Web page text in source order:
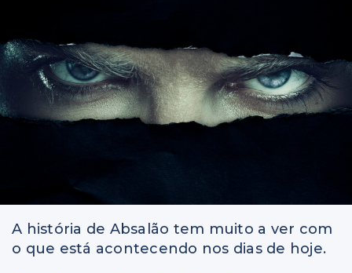
A história de Absalão tem muito a ver com
o que está acontecendo nos dias de hoje.